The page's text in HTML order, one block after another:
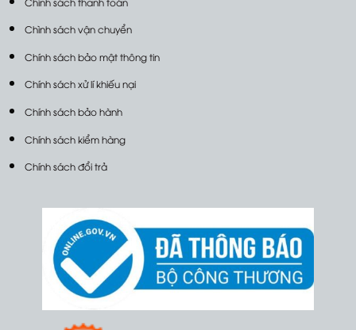
Chình sách vận chuyển
Chính sách bảo mật thông tin
Chính sách xử lí khiếu nại
Chính sách bảo hành
Chính sách kiểm hàng
Chính sách đổi trả